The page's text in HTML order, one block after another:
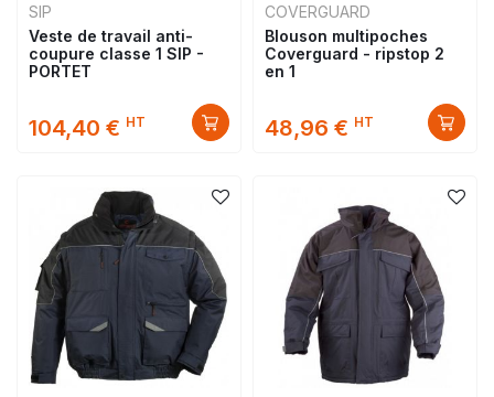
SIP
Veste de travail anti-
coupure classe 1 SIP -
PORTET
104,40 € HT
COVERGUARD
Blouson multipoches
Coverguard - ripstop 2
en 1
48,96 € HT